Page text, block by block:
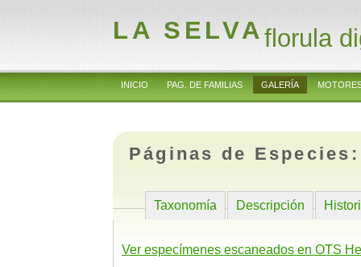
LA SELVAflorula
INICIO PAG. DE FAMILIAS GALERÍA
Páginas de
Taxonomía Descripción
Ver especímenes escaneados en OTS